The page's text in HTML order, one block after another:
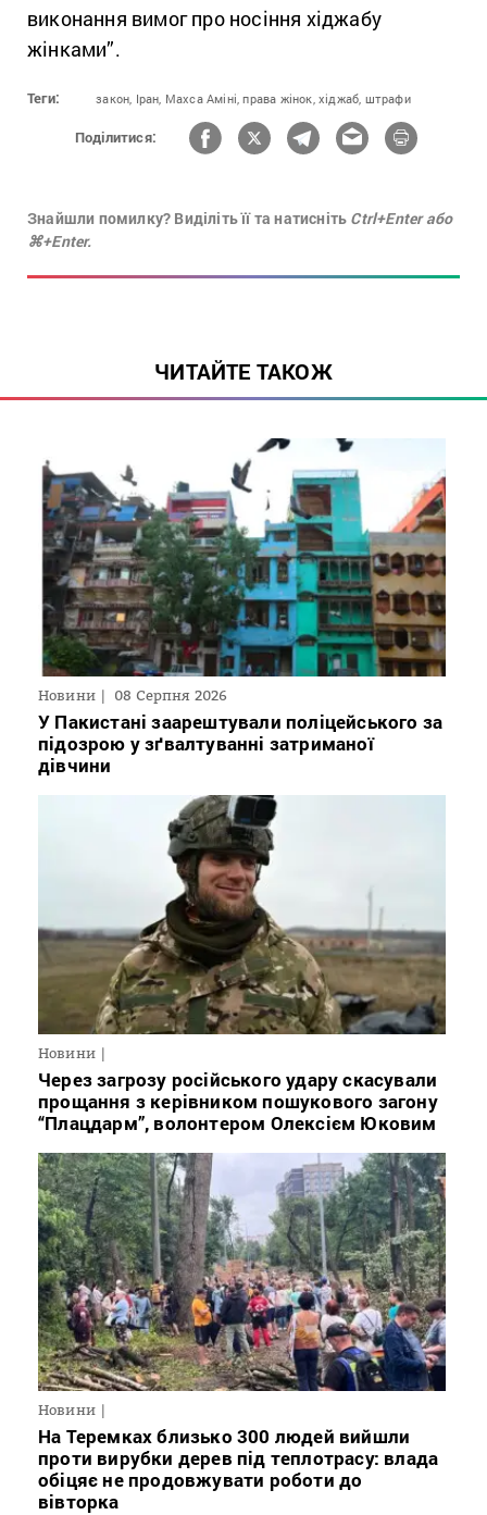
виконання вимог про носіння хіджабу
жінками”.
Теги: закон, Іран, Махса Аміні, права жінок, хіджаб, штрафи
Поділитися:
Знайшли помилку? Виділіть її та натисніть Ctrl+Enter або
⌘+Enter.
ЧИТАЙТЕ ТАКОЖ
Новини 08 Серпня 2026
У Пакистані заарештували поліцейського за
підозрою у зґвалтуванні затриманої
дівчини
Новини
Через загрозу російського удару скасували
прощання з керівником пошукового загону
“Плацдарм”, волонтером Олексієм Юковим
Новини
На Теремках близько 300 людей вийшли
проти вирубки дерев під теплотрасу: влада
обіцяє не продовжувати роботи до
вівторка